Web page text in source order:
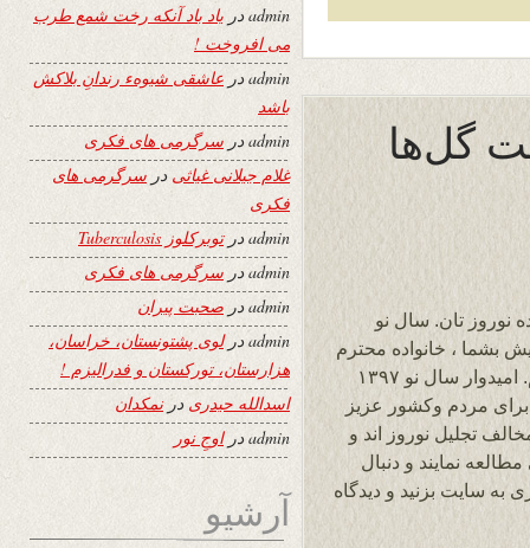
گل‌ها
نوروز تان. سال نو
بشما ، خانواده محترم
و هموطنان عزیز صمیمانه تبریک عرض میکنم. امیدوار سال نو ۱۳۹۷
مردم وکشور عزیز
تجلیل نوروز اند و
نمایند و دنبال
به سایت بزنید و دیدگاه
adminدر یاد باد آنکه رخت شمع طرب
می افروخت !
admin در عاشقی شیوهء رندانِ بلاکش
باشد
adminدر سرگرمی های فکری
غلام جیلانی غیاثی در سرگرمی های
فکری
adminدرتوبرکلوز Tuberculosis
admin در سرگرمی های فکری
adminدر صحبت پیران
adminدرلوی پشتونستان، خراسان،
هزارستان، تورکستان و فدرالیزم !
اسدالله حیدری درنمکدان
admin دراوجِ نور
آرشیو